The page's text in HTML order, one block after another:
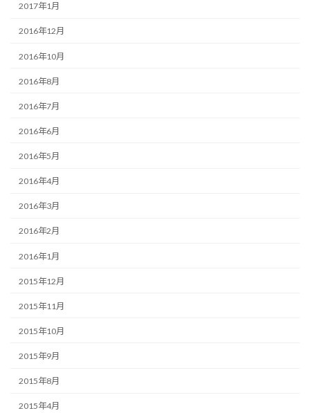
2017年1月
2016年12月
2016年10月
2016年8月
2016年7月
2016年6月
2016年5月
2016年4月
2016年3月
2016年2月
2016年1月
2015年12月
2015年11月
2015年10月
2015年9月
2015年8月
2015年4月